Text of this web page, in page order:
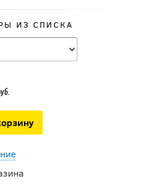
ИЗ СПИСКА
S23 VAPOR X3 GRIP
-15 %